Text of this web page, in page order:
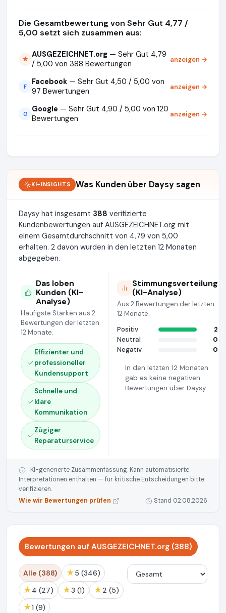
Die Gesamtbewertung von Sehr Gut 4,77 /
5,00 setzt sich zusammen aus:
★ AUSGEZEICHNET.org — Sehr Gut 4,79
/ 5,00 von 388 Bewertungen
anzeigen →
F Facebook — Sehr Gut 4,50 / 5,00 von
97 Bewertungen
anzeigen →
G Google — Sehr Gut 4,90 / 5,00 von 120
Bewertungen
anzeigen →
KI-INSIGHTS Was Kunden über Daysy sagen
Daysy hat insgesamt 388 verifizierte
Kundenbewertungen auf AUSGEZEICHNET.org mit
einem Gesamtdurchschnitt von 4,79 von 5,00
erhalten. 2 davon wurden in den letzten 12 Monaten
abgegeben.
Das loben
Kunden (KI-
Analyse)
Häufigste Stärken aus 2
Bewertungen der letzten
12 Monate.
Effizienter und
professioneller
Kundensupport
Schnelle und
klare
Kommunikation
Zügiger
Reparaturservice
Stimmungsverteilung
(KI-Analyse)
Aus 2 Bewertungen der letzten
12 Monate.
Positiv
2
Neutral
0
Negativ
0
In den letzten 12 Monaten
gab es keine negativen
Bewertungen über Daysy.
KI-generierte Zusammenfassung. Kann automatisierte
Interpretationen enthalten — für kritische Entscheidungen bitte
verifizieren.
Wie wir Bewertungen prüfen
Stand 02.08.2026
Bewertungen auf AUSGEZEICHNET.org (388)
Alle (388) ★ 5 (346)
★ 4 (27) ★ 3 (1) ★ 2 (5)
★ 1 (9)